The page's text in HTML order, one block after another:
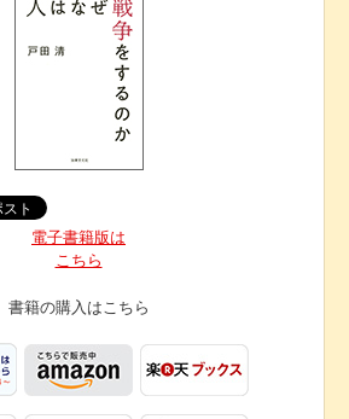
電子書籍版は
こちら
書籍の購入はこちら